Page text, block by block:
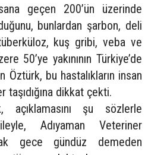
geçen 200’ün üzerinde
bunlardan şarbon, deli
kuş gribi, veba ve
50’ye yakınının Türkiye’de
Öztürk, bu hastalıkların insan
taşıdığına dikkat çekti.
açıklamasını şu sözlerle
Adıyaman Veteriner
gece gündüz demeden